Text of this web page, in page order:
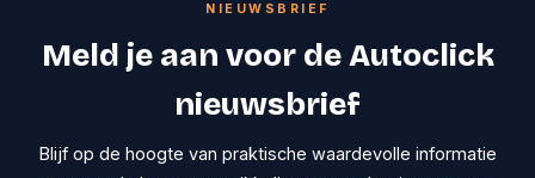
NIEUWSBRIEF
Meld je aan voor de Autoclick
nieuwsbrief
Blijf op de hoogte van praktische waardevolle informatie